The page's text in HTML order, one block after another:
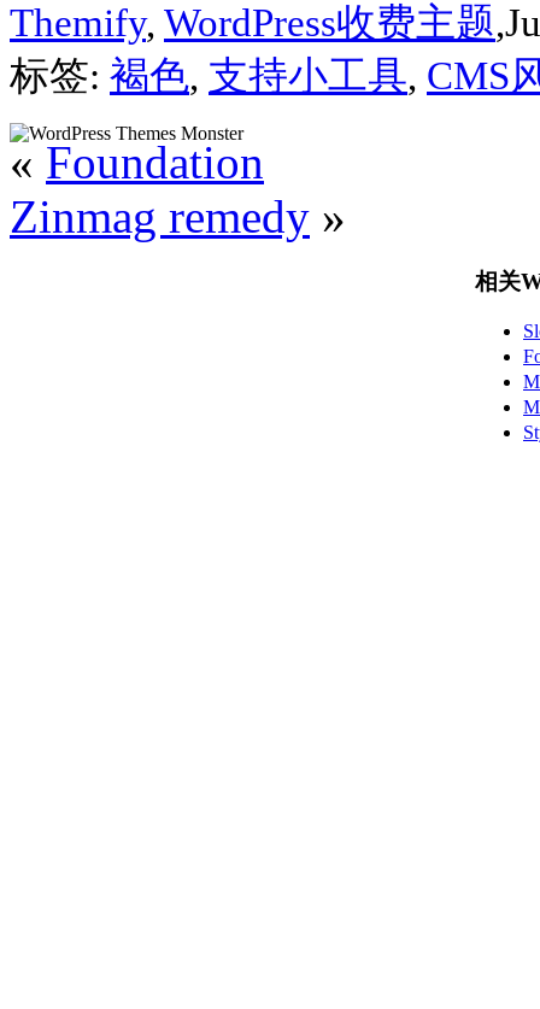
Themify, WordPress收费主题
标签: 褐色, 支持小工具, CMS
« Foundation
Zinmag remedy »
相关